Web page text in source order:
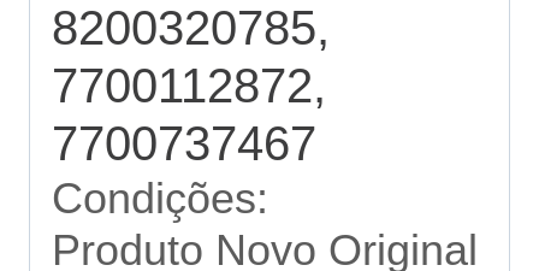
8200320785,
7700112872,
7700737467
Condições:
Produto Novo Original